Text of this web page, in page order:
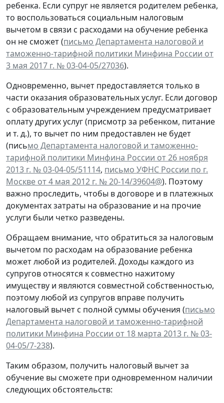
ребенка. Если супруг не является родителем ребенка,
то воспользоваться социальным налоговым
вычетом в связи с расходами на обучение ребенка
он не сможет (письмо Департамента налоговой и
таможенно-тарифной политики Минфина России от
3 мая 2017 г. № 03-04-05/27036).
Одновременно, вычет предоставляется только в
части оказания образовательных услуг. Если договор
с образовательным учреждением предусматривает
оплату других услуг (присмотр за ребенком, питание
и т. д.), то вычет по ним предоставлен не будет
(письмо Департамента налоговой и таможенно-
тарифной политики Минфина России от 26 ноября
2013 г. № 03-04-05/51114, письмо УФНС России по г.
Москве от 4 мая 2012 г. № 20-14/39604@). Поэтому
важно проследить, чтобы в договоре и в платежных
документах затраты на образование и на прочие
услуги были четко разведены.
Обращаем внимание, что обратиться за налоговым
вычетом по расходам на образование ребенка
может любой из родителей. Доходы каждого из
супругов относятся к совместно нажитому
имуществу и являются совместной собственностью,
поэтому любой из супругов вправе получить
налоговый вычет с полной суммы обучения (письмо
Департамента налоговой и таможенно-тарифной
политики Минфина России от 18 марта 2013 г. № 03-
04-05/7-238).
Таким образом, получить налоговый вычет за
обучение вы сможете при одновременном наличии
следующих обстоятельств: